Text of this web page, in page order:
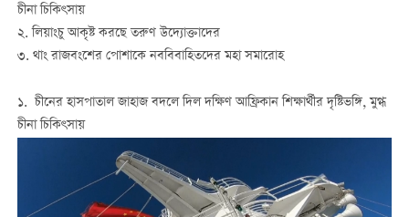
চীনা চিকিৎসায়
২. লিয়াংচু আকৃষ্ট করছে তরুণ উদ্যোক্তাদের
৩. থাং রাজবংশের পোশাকে নববিবাহিতদের মহা সমারোহ
১. চীনের হাসপাতাল জাহাজ বদলে দিল দক্ষিণ আফ্রিকান শিক্ষার্থীর দৃষ্টিভঙ্গি, মুগ্ধ
চীনা চিকিৎসায়